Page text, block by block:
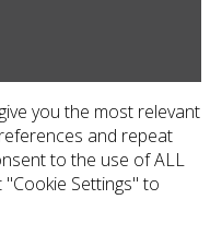
you the most relevant
and repeat
to the use of ALL
Settings" to